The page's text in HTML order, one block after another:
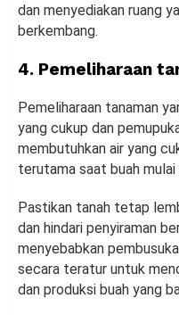
dan menyediakan ruang
berkembang.
4. Pemeliharaan
Pemeliharaan tanaman
yang cukup dan
membutuhkan air yang
terutama saat buah mulai
Pastikan tanah tetap
dan hindari penyiraman
menyebabkan
secara teratur untuk
dan produksi buah yang